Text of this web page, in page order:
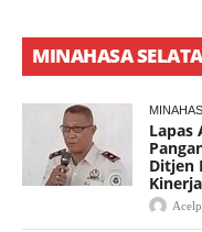
MINAHASA
Lapas
Ditjen